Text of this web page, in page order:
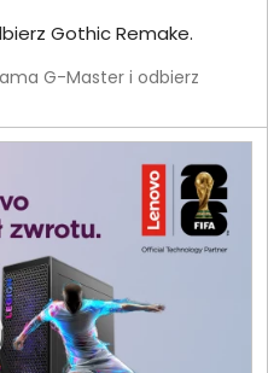
Gothic Remake.
G-Master i odbierz